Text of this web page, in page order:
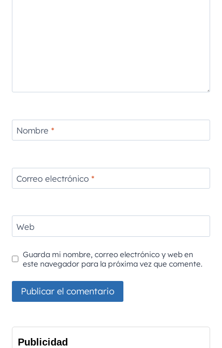
Nombre *
Correo electrónico *
Web
Guarda mi nombre, correo electrónico y web en
este navegador para la próxima vez que comente.
Publicidad